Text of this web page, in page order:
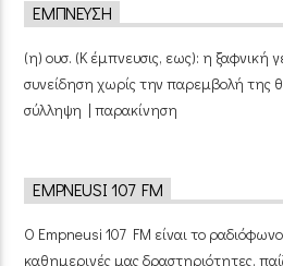
ΈΜΠΝΕΥΣΗ
(η) ουσ. (Κ έμπνευσις, εως): η ξαφνική
συνείδηση χωρίς την παρεμβολή της
σύλληψη | παρακίνηση
EMPNEUSI 107 FM
Ο Empneusi 107 FM είναι το
καθημερινές μας δραστηριότητες,